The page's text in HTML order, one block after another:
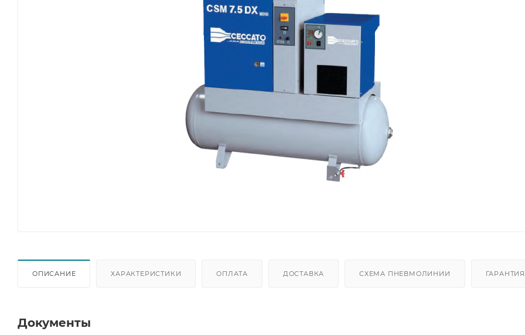
ОПИСАНИЕ ХАРАКТЕРИСТИКИ ОПЛАТА ДОСТАВКА СХЕМА ПНЕВМОЛИНИИ ГАРАНТИЯ
Документы